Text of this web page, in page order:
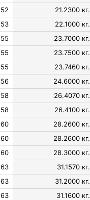
52 21.2300 кг.
53 22.1000 кг.
55 23.7000 кг.
55 23.7500 кг.
55 23.7460 кг.
56 24.6000 кг.
58 26.4070 кг.
58 26.4100 кг.
60 28.2600 кг.
60 28.2600 кг.
60 28.3000 кг.
63 31.1570 кг.
63 31.2000 кг.
63 31.1600 кг.